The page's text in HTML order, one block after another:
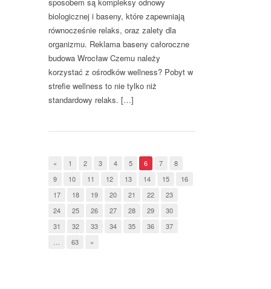
biologicznej i baseny, które zapewniają
równocześnie relaks, oraz zalety dla
organizmu. Reklama baseny całoroczne
budowa Wrocław Czemu należy
korzystać z ośrodków wellness? Pobyt w
strefie wellness to nie tylko niż
standardowy relaks. […]
« 1 2 3 4 5 6 7
8
9
10 11 12 13 14 15
16
17
18 19 20 21 22
23
24
25 26 27 28 29
30
31
32 33 34 35 36
37
63 »